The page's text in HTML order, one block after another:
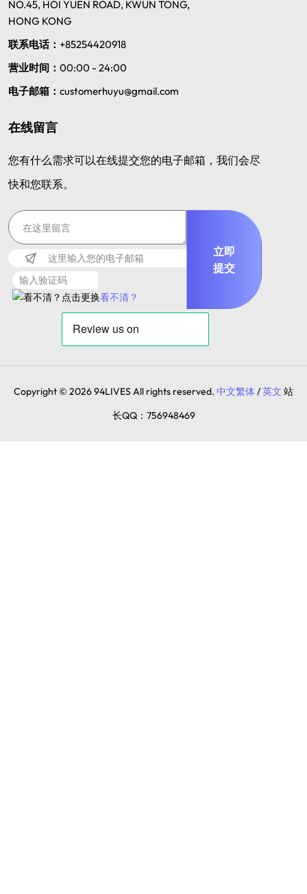
NO.45, HOI YUEN ROAD, KWUN TONG,
HONG KONG
联系电话： +85254420918
营业时间： 00:00 - 24:00
电子邮箱： customerhuyu@gmail.com
在线留言
您有什么需求可以在线提交您的电子邮箱，我们会尽
快和您联系。
看不清？
立即
提交
Copyright © 2026 94LIVES All rights reserved. 中文繁体/英文 站
长QQ：756948469